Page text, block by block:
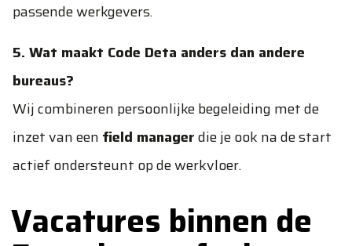
passende werkgevers.
5. Wat maakt Code Deta anders dan andere
bureaus?
Wij combineren persoonlijke begeleiding met de
inzet van een field managerdie je ook na de start
actief ondersteunt op de werkvloer.
Vacatures binnen de